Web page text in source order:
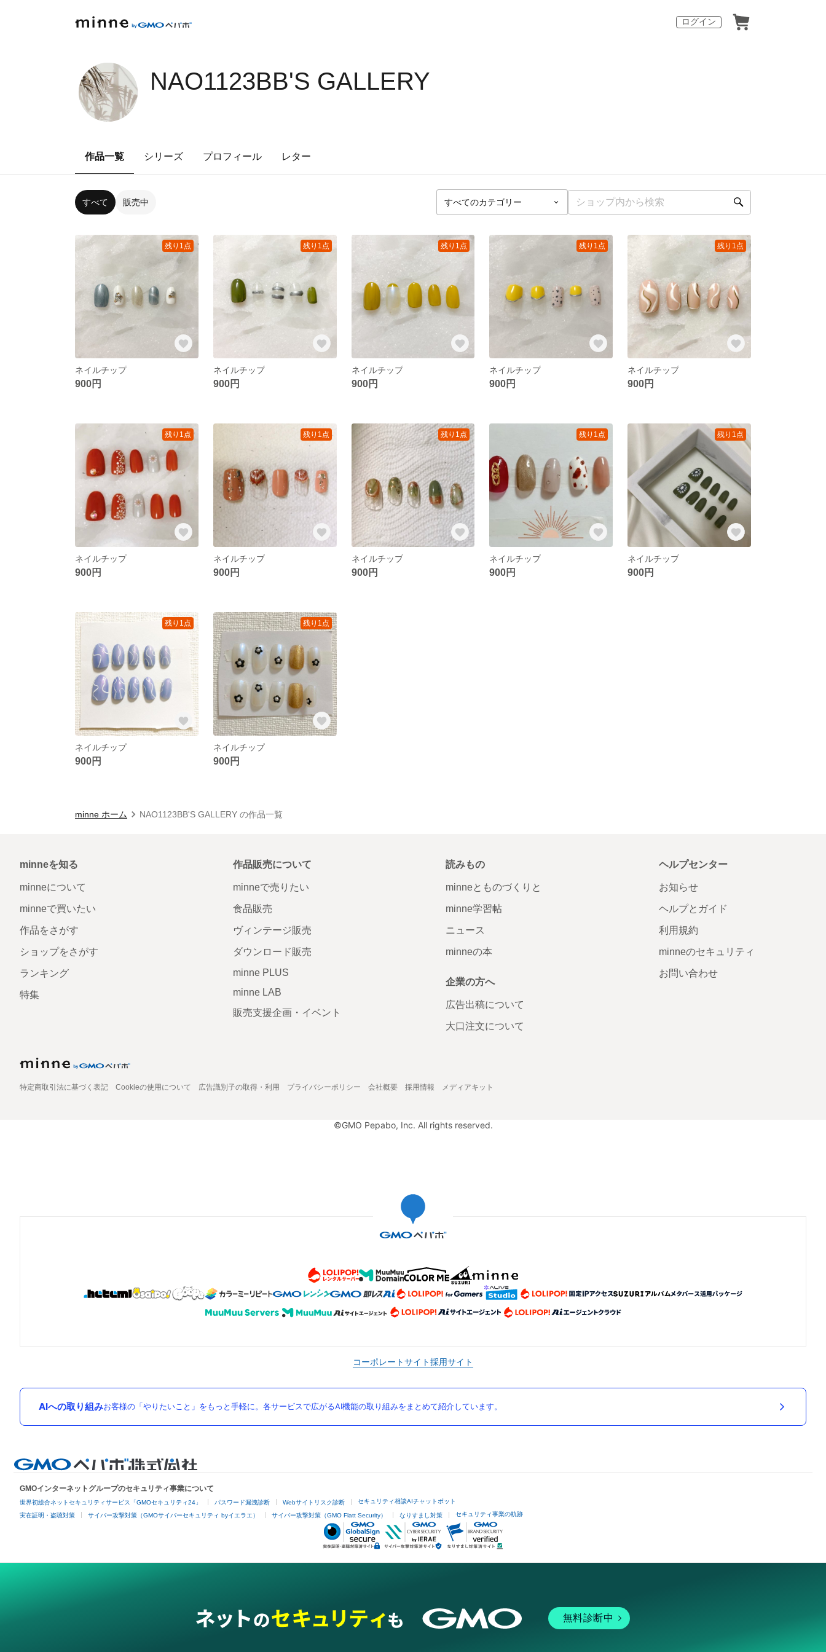
ログイン
NAO1123BB'S GALLERY
作品一覧 シリーズ プロフィール レター
すべて 販売中
残り1点
ネイルチップ
900円
残り1点
ネイルチップ
900円
残り1点
ネイルチップ
900円
残り1点
ネイルチップ
900円
残り1点
ネイルチップ
900円
残り1点
ネイルチップ
900円
残り1点
ネイルチップ
900円
残り1点
ネイルチップ
900円
残り1点
ネイルチップ
900円
残り1点
ネイルチップ
900円
残り1点
ネイルチップ
900円
残り1点
ネイルチップ
900円
minne ホーム NAO1123BB'S GALLERY の作品一覧
minneを知る
minneについて
minneで買いたい
作品をさがす
ショップをさがす
ランキング
特集
作品販売について
minneで売りたい
食品販売
ヴィンテージ販売
ダウンロード販売
minne PLUS
minne LAB
販売支援企画・イベント
読みもの
minneとものづくりと
minne学習帖
ニュース
minneの本
企業の方へ
広告出稿について
大口注文について
ヘルプセンター
お知らせ
ヘルプとガイド
利用規約
minneのセキュリティ
お問い合わせ
特定商取引法に基づく表記 Cookieの使用について 広告識別子の取得・利用 プライバシーポリシー 会社概要 採用情報 メディアキット
©GMO Pepabo, Inc. All rights reserved.
コーポレートサイト採用サイト
AIへの取り組みお客様の「やりたいこと」をもっと手軽に。各サービスで広がるAI機能の取り組みをまとめて紹介しています。
GMOインターネットグループのセキュリティ事業について
世界初総合ネットセキュリティサービス「GMOセキュリティ24」 パスワード漏洩診断 Webサイトリスク診断 セキュリティ相談AIチャットボット
実在証明・盗聴対策 サイバー攻撃対策（GMOサイバーセキュリティ byイエラエ） サイバー攻撃対策（GMO Flatt Security） なりすまし対策 セキュリティ事業の軌跡
無料診断中